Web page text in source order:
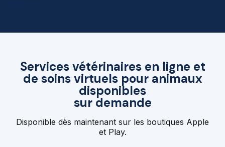
Services vétérinaires en ligne et
de soins virtuels pour animaux
disponibles
sur demande
Disponible dès maintenant sur les boutiques Apple
et Play.